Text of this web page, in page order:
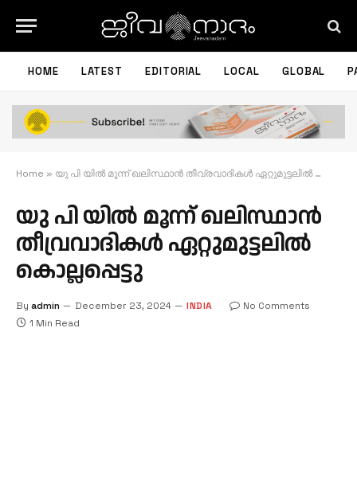
HOME LATEST EDITORIAL LOCAL GLOBAL
Home » യു പി യിൽ മൂന്ന് ഖലിസ്ഥാന്‍ തീവ്രവാദികൾ ഏറ്റുമുട്ടലില്‍ കൊല്ലപ്പെട്ടു
യു പി യിൽ മൂന്ന് ഖലിസ്ഥാന്‍
തീവ്രവാദികൾ ഏറ്റുമുട്ടലില്‍
കൊല്ലപ്പെട്ടു
By admin December 23, 2024 INDIA
No Comments
1 Min Read